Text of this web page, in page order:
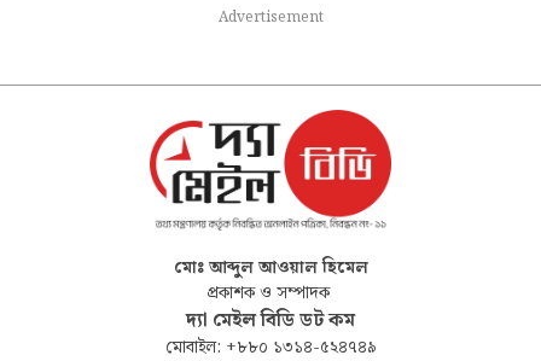
Advertisement
মোঃ আব্দুল আওয়াল হিমেল
প্রকাশক ও সম্পাদক
দ্যা মেইল বিডি ডট কম
মোবাইল: +৮৮০ ১৩১৪-৫২৪৭৪৯